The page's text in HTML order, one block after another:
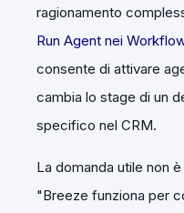
ragionamento
Run Agent nei
consente di attivare
cambia lo stage di un
specifico nel CRM.
La domanda utile non
"Breeze funziona per